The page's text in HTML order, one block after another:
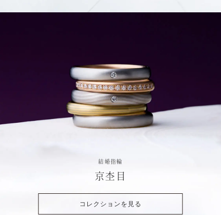
結婚指輪
京杢目
コレクションを見る